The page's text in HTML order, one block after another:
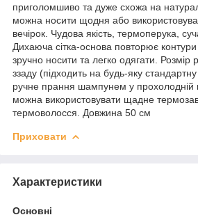
приголомшиво та дуже схожа на
можна носити щодня або
вечірок. Чудова якість, термоперука,
Дихаюча сітка-основа повторює
зручно носити та легко одягати. Розмір
ззаду (підходить на будь-яку
ручне прання шампунем у прохолодній
можна використовувати щадне
термоволосся. Довжина 50 см
Приховати
Характеристики
Основні